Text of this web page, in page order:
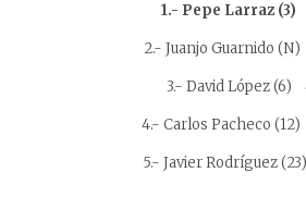
1.- Pepe Larraz (3)
2.- Juanjo Guarnido
3.- David López (6)
4.- Carlos Pacheco
5.- Javier Rodríguez